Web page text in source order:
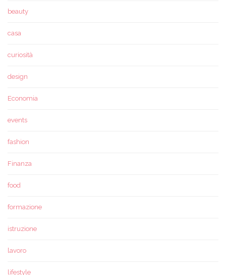
beauty
casa
curiosità
design
Economia
events
fashion
Finanza
food
formazione
istruzione
lavoro
lifestyle